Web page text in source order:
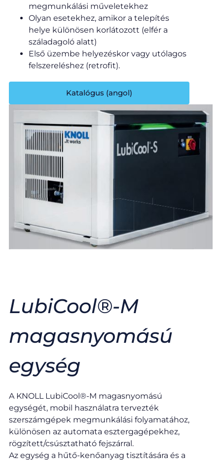
megmunkálási műveletekhez
Olyan esetekhez, amikor a telepítés
helye különösen korlátozott (elfér a
száladagoló alatt)
Első üzembe helyezéskor vagy utólagos
felszereléshez (retrofit).
Katalógus (angol)
LubiCool®-M
magasnyomású
egység​
A KNOLL LubiCool®-M magasnyomású
egységét, mobil használatra tervezték
szerszámgépek megmunkálási folyamatához,
különösen az automata esztergagépekhez,
rögzített/csúsztatható fejszárral.
Az egység a hűtő-kenőanyag tisztítására és a